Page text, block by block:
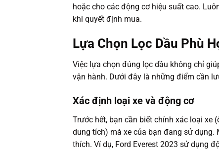
hoặc cho các động cơ hiệu suất cao.
khi quyết định mua.
Lựa Chọn Lọc Dầu Phù
Việc lựa chọn đúng lọc dầu không chỉ
vận hành. Dưới đây là những điểm cần
Xác định loại xe và động cơ
Trước hết, bạn cần biết chính xác loại xe
dung tích) mà xe của bạn đang sử
thích. Ví dụ, Ford Everest 2023 sử dụng